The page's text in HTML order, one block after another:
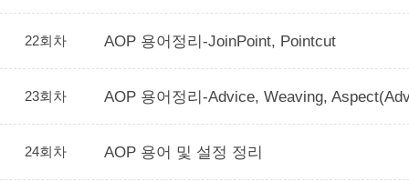
22회차 AOP 용어정리-JoinPoint, Pointcut
23회차 AOP 용어정리-Advice, Weaving,
24회차 AOP 용어 및 설정 정리